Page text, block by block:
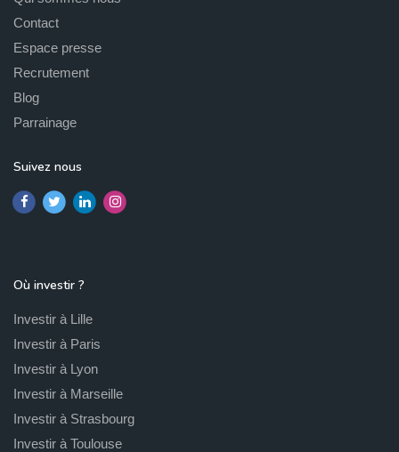
Contact
Espace presse
Recrutement
Blog
Parrainage
Suivez nous
Où investir ?
Investir à Lille
Investir à Paris
Investir à Lyon
Investir à Marseille
Investir à Strasbourg
Investir à Toulouse